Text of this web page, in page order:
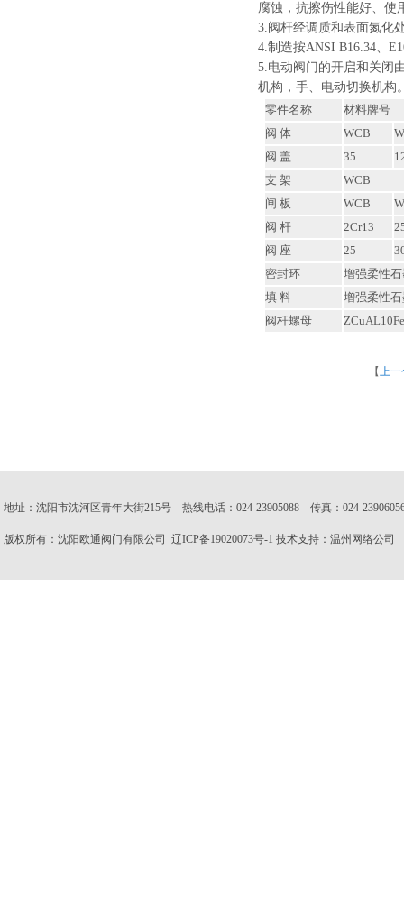
腐蚀，抗擦伤性能好、使
3.阀杆经调质和表面氮化
4.制造按ANSI B16.34、
5.电动阀门的开启和关闭
机构，手、电动切换机构
零件名称
材料牌号
阀 体
WCB
阀 盖
35
支 架
WCB
闸 板
WCB
阀 杆
2Cr13
阀 座
25
密封环
增强柔性
填 料
增强柔性
阀杆螺母
【上一
地址：沈阳市沈河区青年大街215号 热线电话：024-23905088 传真：024-
版权所有：沈阳欧通阀门有限公司 辽ICP备19020073号-1 技术支持： 温州网络公司